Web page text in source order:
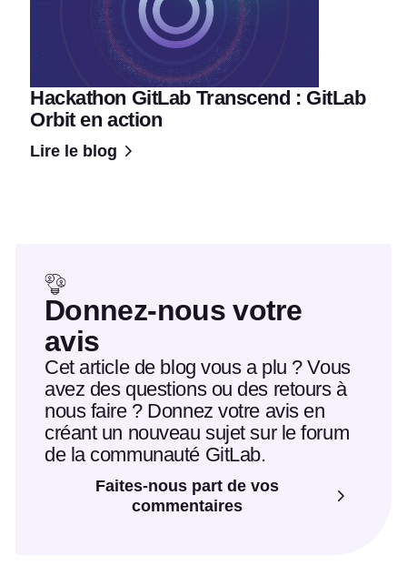
Hackathon GitLab Transcend : GitLab
Orbit en action
Lire le blog
Donnez-nous votre
avis
Cet article de blog vous a plu ? Vous
avez des questions ou des retours à
nous faire ? Donnez votre avis en
créant un nouveau sujet sur le forum
de la communauté GitLab.
Faites-nous part de vos
commentaires